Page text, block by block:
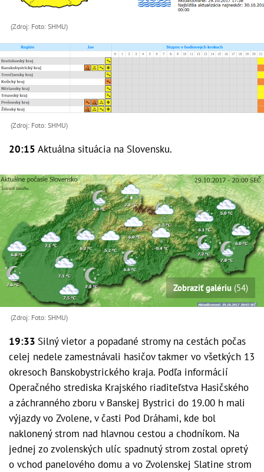
(Zdroj: Foto: SHMU)
(Zdroj: Foto: SHMU)
20:15 Aktuálna situácia na Slovensku.
Zobraziť galériu (54)
(Zdroj: Foto: SHMU)
19:33 Silný vietor a popadané stromy na cestách počas
celej nedele zamestnávali hasičov takmer vo všetkých 13
okresoch Banskobystrického kraja. Podľa informácií
Operačného strediska Krajského riaditeľstva Hasičského
a záchranného zboru v Banskej Bystrici do 19.00 h mali
výjazdy vo Zvolene, v časti Pod Dráhami, kde bol
naklonený strom nad hlavnou cestou a chodníkom. Na
jednej zo zvolenských ulíc spadnutý strom zostal opretý
o vchod panelového domu a vo Zvolenskej Slatine strom